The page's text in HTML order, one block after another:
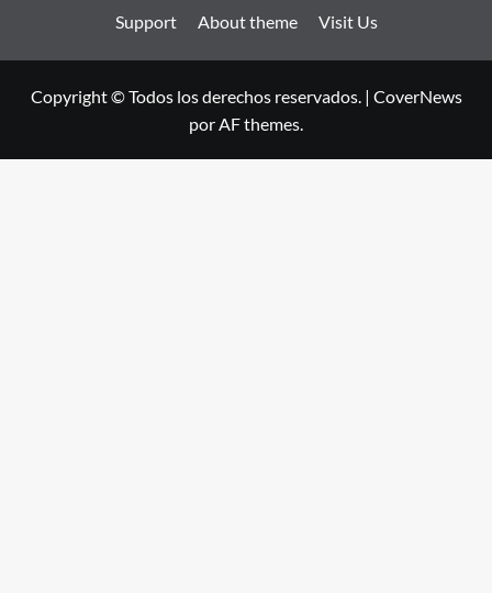
Support About theme Visit Us
Copyright © Todos los derechos reservados. | CoverNews
por AF themes.